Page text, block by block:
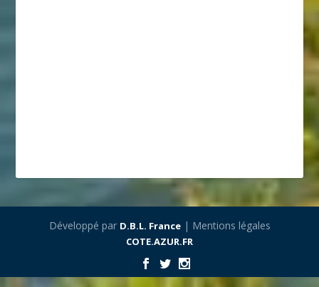
Développé par D.B.L. France| Mentions légales
COTE.AZUR.FR